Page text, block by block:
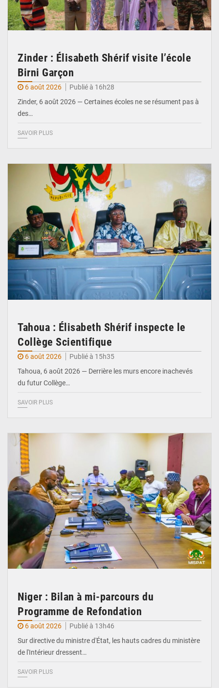
Zinder : Élisabeth Shérif visite l’école
Birni Garçon
6 août 2026
Publié à 16h28
Zinder, 6 août 2026 — Certaines écoles ne se résument pas à
des…
SAVOIR PLUS
Tahoua : Élisabeth Shérif inspecte le
Collège Scientifique
6 août 2026
Publié à 15h35
Tahoua, 6 août 2026 — Derrière les murs encore inachevés
du futur Collège…
SAVOIR PLUS
Niger : Bilan à mi-parcours du
Programme de Refondation
6 août 2026
Publié à 13h46
Sur directive du ministre d'État, les hauts cadres du ministère
de l'Intérieur dressent…
SAVOIR PLUS